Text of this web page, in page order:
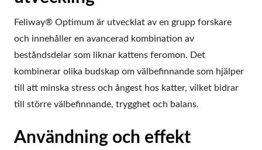
Feliway® Optimum är utvecklat av en grupp forskare
och innehåller en avancerad kombination av
beståndsdelar som liknar kattens feromon. Det
kombinerar olika budskap om välbefinnande som hjälper
till att minska stress och ångest hos katter, vilket bidrar
till större välbefinnande, trygghet och balans.
Användning och effekt